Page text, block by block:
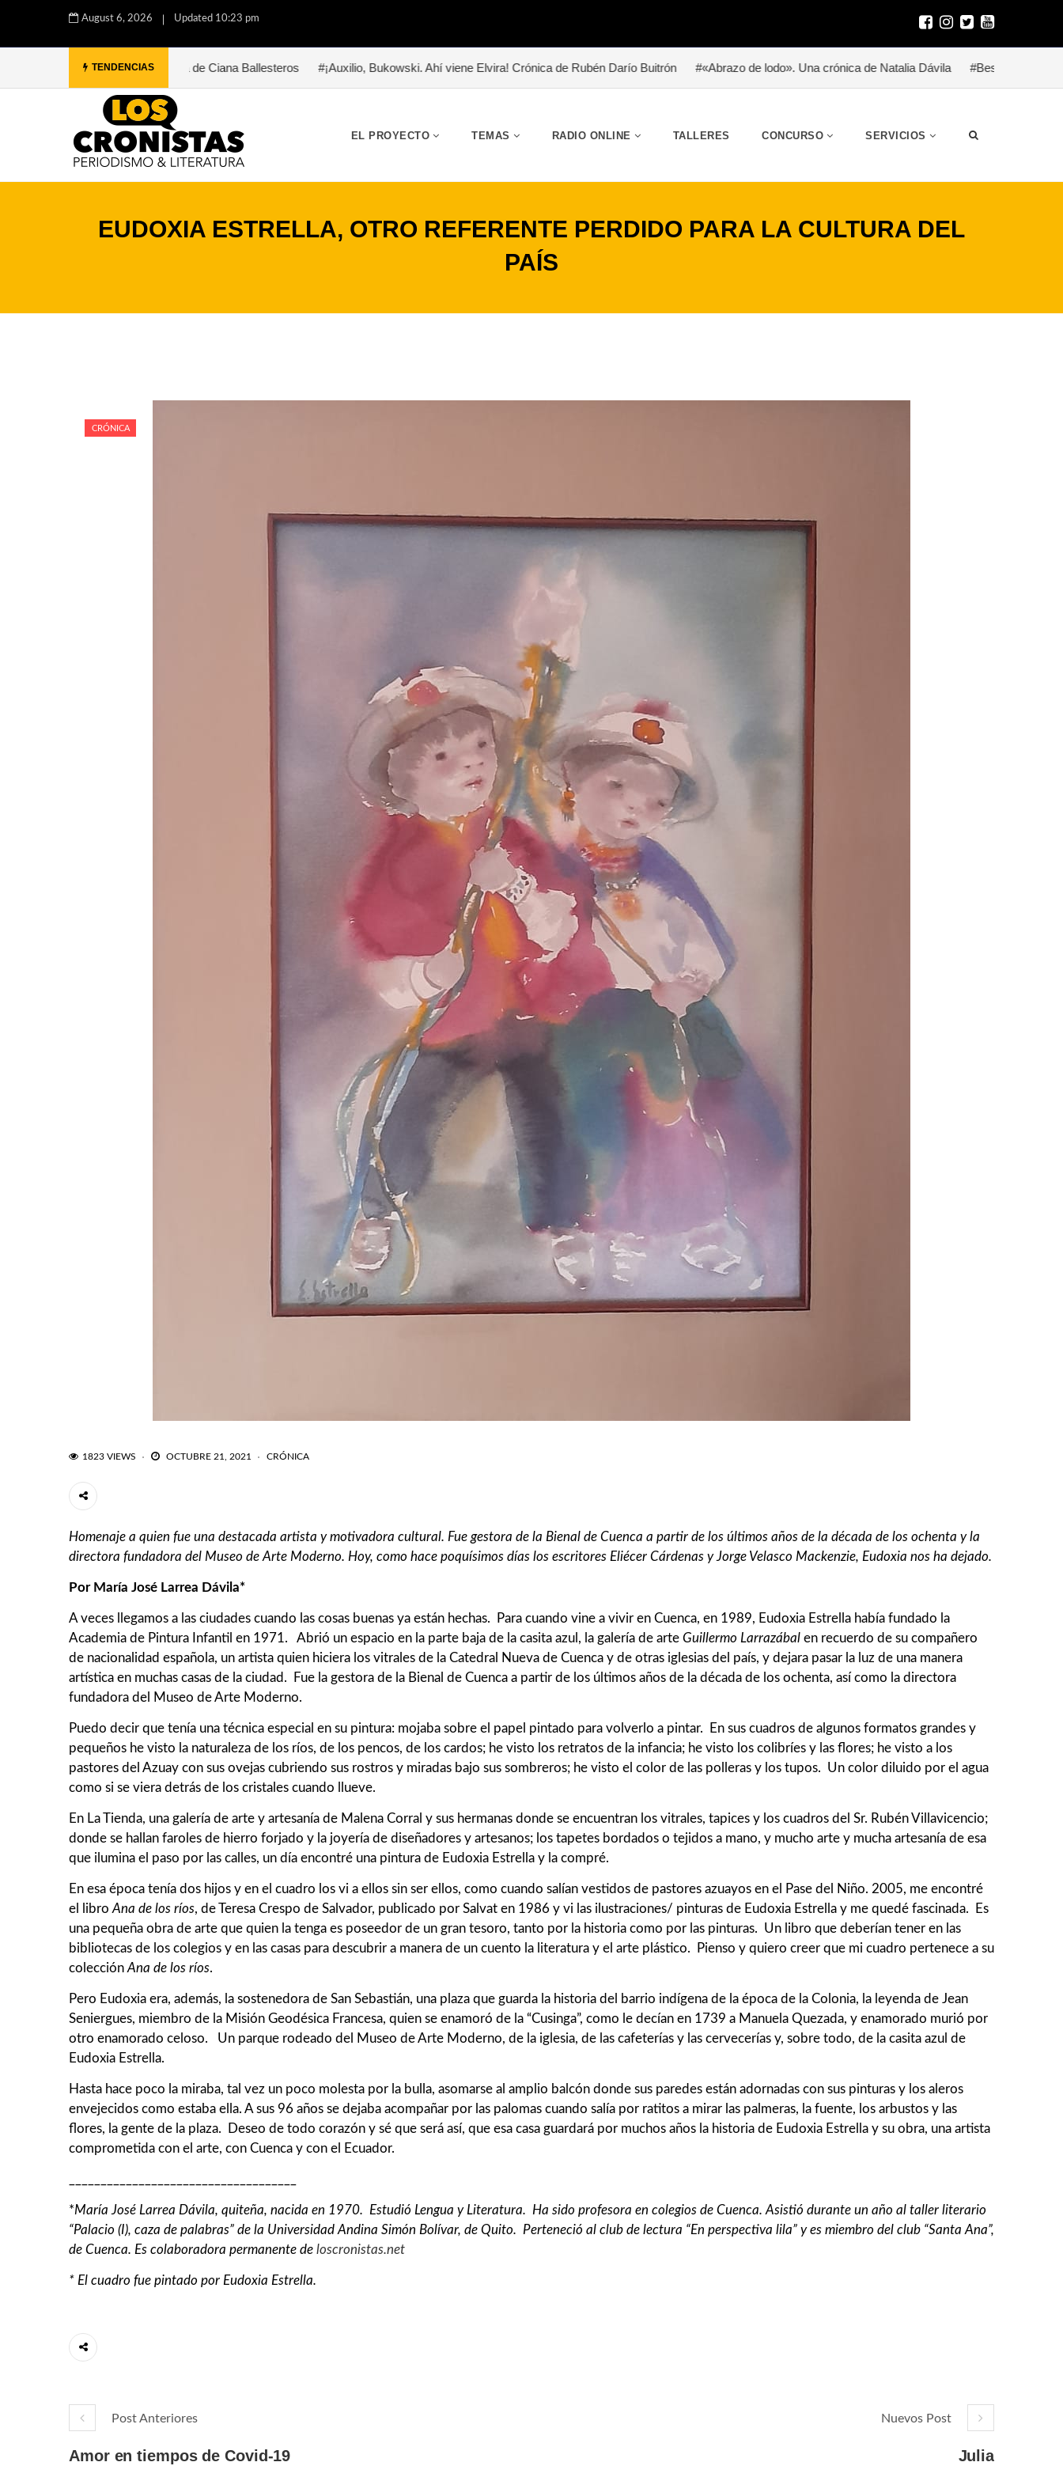
August 6, 2026 Updated 10:23 pm
TENDENCIAS
#Paula. Una historia de Ciana Ballesteros #¡Auxilio, Bukowski. Ahí viene Elvira! Crónica de Rubén Darío Buitrón #«Abrazo de lodo». Una crónica de Natalia Dávila #Besitoterapia para un héroe
EL PROYECTO TEMAS RADIO ONLINE TALLERES CONCURSO SERVICIOS
EUDOXIA ESTRELLA, OTRO REFERENTE PERDIDO PARA LA CULTURA DEL
PAÍS
CRÓNICA
1823 VIEWS OCTUBRE 21, 2021 CRÓNICA
Homenaje a quien fue una destacada artista y motivadora cultural. Fue gestora de la Bienal de Cuenca a partir de los últimos años de la década de los ochenta y la
directora fundadora del Museo de Arte Moderno. Hoy, como hace poquísimos días los escritores Eliécer Cárdenas y Jorge Velasco Mackenzie, Eudoxia nos ha dejado.
Por María José Larrea Dávila*
A veces llegamos a las ciudades cuando las cosas buenas ya están hechas. Para cuando vine a vivir en Cuenca, en 1989, Eudoxia Estrella había fundado la
Academia de Pintura Infantil en 1971. Abrió un espacio en la parte baja de la casita azul, la galería de arte Guillermo Larrazábal en recuerdo de su compañero
de nacionalidad española, un artista quien hiciera los vitrales de la Catedral Nueva de Cuenca y de otras iglesias del país, y dejara pasar la luz de una manera
artística en muchas casas de la ciudad. Fue la gestora de la Bienal de Cuenca a partir de los últimos años de la década de los ochenta, así como la directora
fundadora del Museo de Arte Moderno.
Puedo decir que tenía una técnica especial en su pintura: mojaba sobre el papel pintado para volverlo a pintar. En sus cuadros de algunos formatos grandes y
pequeños he visto la naturaleza de los ríos, de los pencos, de los cardos; he visto los retratos de la infancia; he visto los colibríes y las flores; he visto a los
pastores del Azuay con sus ovejas cubriendo sus rostros y miradas bajo sus sombreros; he visto el color de las polleras y los tupos. Un color diluido por el agua
como si se viera detrás de los cristales cuando llueve.
En La Tienda, una galería de arte y artesanía de Malena Corral y sus hermanas donde se encuentran los vitrales, tapices y los cuadros del Sr. Rubén Villavicencio;
donde se hallan faroles de hierro forjado y la joyería de diseñadores y artesanos; los tapetes bordados o tejidos a mano, y mucho arte y mucha artesanía de esa
que ilumina el paso por las calles, un día encontré una pintura de Eudoxia Estrella y la compré.
En esa época tenía dos hijos y en el cuadro los vi a ellos sin ser ellos, como cuando salían vestidos de pastores azuayos en el Pase del Niño. 2005, me encontré
el libro Ana de los ríos, de Teresa Crespo de Salvador, publicado por Salvat en 1986 y vi las ilustraciones/ pinturas de Eudoxia Estrella y me quedé fascinada. Es
una pequeña obra de arte que quien la tenga es poseedor de un gran tesoro, tanto por la historia como por las pinturas. Un libro que deberían tener en las
bibliotecas de los colegios y en las casas para descubrir a manera de un cuento la literatura y el arte plástico. Pienso y quiero creer que mi cuadro pertenece a su
colección Ana de los ríos.
Pero Eudoxia era, además, la sostenedora de San Sebastián, una plaza que guarda la historia del barrio indígena de la época de la Colonia, la leyenda de Jean
Seniergues, miembro de la Misión Geodésica Francesa, quien se enamoró de la “Cusinga”, como le decían en 1739 a Manuela Quezada, y enamorado murió por
otro enamorado celoso. Un parque rodeado del Museo de Arte Moderno, de la iglesia, de las cafeterías y las cervecerías y, sobre todo, de la casita azul de
Eudoxia Estrella.
Hasta hace poco la miraba, tal vez un poco molesta por la bulla, asomarse al amplio balcón donde sus paredes están adornadas con sus pinturas y los aleros
envejecidos como estaba ella. A sus 96 años se dejaba acompañar por las palomas cuando salía por ratitos a mirar las palmeras, la fuente, los arbustos y las
flores, la gente de la plaza. Deseo de todo corazón y sé que será así, que esa casa guardará por muchos años la historia de Eudoxia Estrella y su obra, una artista
comprometida con el arte, con Cuenca y con el Ecuador.
*María José Larrea Dávila, quiteña, nacida en 1970. Estudió Lengua y Literatura. Ha sido profesora en colegios de Cuenca. Asistió durante un año al taller literario
“Palacio (I), caza de palabras” de la Universidad Andina Simón Bolívar, de Quito. Perteneció al club de lectura “En perspectiva lila” y es miembro del club “Santa Ana”,
de Cuenca. Es colaboradora permanente de loscronistas.net
* El cuadro fue pintado por Eudoxia Estrella.
Post Anteriores
Amor en tiempos de Covid-19
Nuevos Post
Julia